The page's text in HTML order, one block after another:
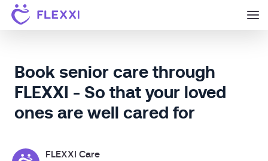
Book senior care through
FLEXXI - So that your loved
ones are well cared for
FLEXXI Care